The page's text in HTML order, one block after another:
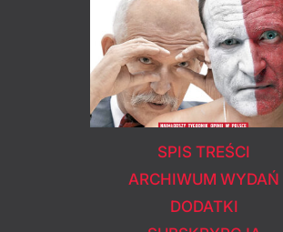
SPIS TREŚCI
ARCHIWUM WYDAŃ
DODATKI